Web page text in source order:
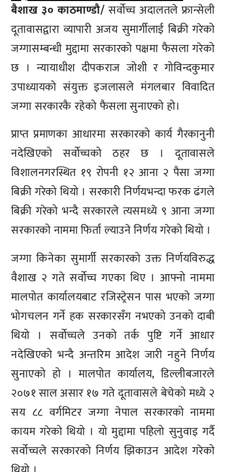
बैशाख ३० काठमाण्डाै/सर्वोच्च अदालतले फ्रान्सेली
दूतावासद्वारा व्यापारी अजय सुमार्गीलाई बिक्री गरेको
जग्गासम्बन्धी मुद्दामा सरकारको पक्षमा फैसला गरेको
छ । न्यायाधीश दीपकराज जोशी र गोविन्दकुमार
उपाध्यायको संयुक्त इजलासले मंगलबार विवादित
जग्गा सरकारकै रहेको फैसला सुनाएको हो।
प्राप्त प्रमाणका आधारमा सरकारको कार्य गैरकानुनी
नदेखिएको सर्वोच्चको ठहर छ । दूतावासले
विशालनगरस्थित १९ रोपनी १२ आना २ पैसा जग्गा
बिक्री गरेको थियो । सरकारी निर्णयभन्दा फरक ढंगले
बिक्री गरेको भन्दै सरकारले त्यसमध्ये ९ आना जग्गा
सरकारको नाममा फिर्ता ल्याउने निर्णय गरेको थियो ।
जग्गा किनेका सुमार्गी सरकारको उक्त निर्णयविरुद्ध
वैशाख २ गते सर्वोच्च गएका थिए । आफ्नो नाममा
मालपोत कार्यालयबाट रजिस्ट्रेसन पास भएको जग्गा
भोगचलन गर्ने हक सरकारसँग नभएको उनको दाबी
थियो । सर्वोच्चले उनको तर्क पुष्टि गर्ने आधार
नदेखिएको भन्दै अन्तरिम आदेश जारी नहुने निर्णय
सुनाएको हो । मालपोत कार्यालय, डिल्लीबजारले
२०७१ साल असार १७ गते दूतावासले बेचेको मध्ये २
सय ८८ वर्गमिटर जग्गा नेपाल सरकारको नाममा
कायम गरेको थियो । यो मुद्दामा पहिलो सुनुवाइ गर्दै
सर्वोच्चले सरकारको निर्णय झिकाउन आदेश गरेको